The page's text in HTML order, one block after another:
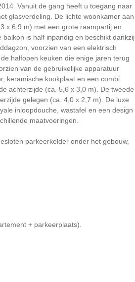
Vanuit de gang heeft u toegang naar
glasverdeling. De lichte woonkamer aan
x 6,9 m) met een grote raampartij en
is half inpandig en beschikt dankzij
voorzien van een elektrisch
halfopen keuken die enige jaren terug
van de gebruikelijke apparatuur
keramische kookplaat en een combi
achterzijde (ca. 5,6 x 3,0 m). De tweede
gelegen (ca. 4,0 x 2,7 m). De luxe
inloopdouche, wastafel en een design
maatvoeringen.
parkeerkelder onder het gebouw,
+ parkeerplaats).